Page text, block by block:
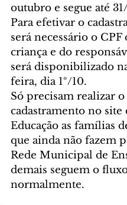
outubro e segue até
Para efetivar o
será necessário o CPF
criança e do
será disponibilizado
feira, dia 1º/10.
Só precisam realizar o
cadastramento no site
Educação as famílias
que ainda não fazem
Rede Municipal de
demais seguem o
normalmente.